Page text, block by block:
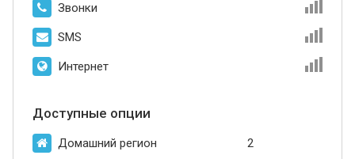
Звонки
SMS
Интернет
Доступные опции
Домашний регион 2